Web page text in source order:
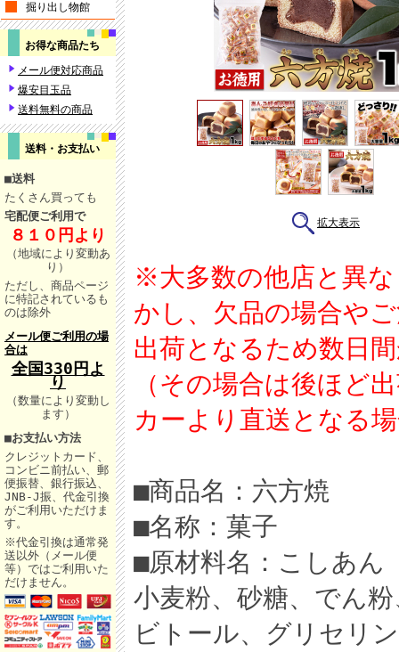
掘り出し物館
お得な商品たち
メール便対応商品
爆安目玉品
送料無料の商品
送料・お支払い
■送料
たくさん買っても
宅配便ご利用で
８１０円より
（地域により変動あ
り ）
ただし、商品ページ
に特記されているも
のは除外
メール便ご利用の場
合は
全国330円よ
り
（数量により変動し
ます）
■お支払い方法
クレジットカード、
コンビニ前払い、郵
便振替、銀行振込、
JNB-J振、代金引換
がご利用いただけま
す。
※代金引換は通常発
送以外（メール便
等）ではご利用いた
だけません。
拡大表示
※大多数の他店と異
かし、欠品の場合や
出荷となるため数日
（その場合は後ほど
カーより直送となる
■商品名：六方焼
■名称：菓子
■原材料名：こしあん
小麦粉、砂糖、でん
ビトール、グリセリ